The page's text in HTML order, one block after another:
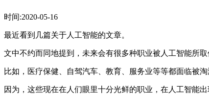
时间:2020-05-16
最近看到几篇关于人工智能的文章。
文中不约而同地提到，未来会有很多种职业被人工智能所取
比如，医疗保健、自驾汽车、教育、服务业等等都面临被淘
因为，这些现在在人们眼里十分光鲜的职业，在人工智能